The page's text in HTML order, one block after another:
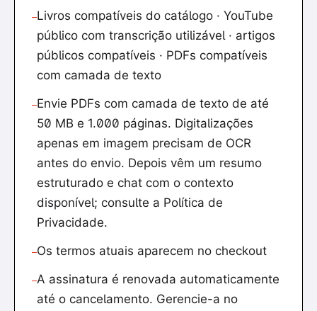
—Livros compatíveis do catálogo · YouTube
público com transcrição utilizável · artigos
públicos compatíveis · PDFs compatíveis
com camada de texto
—Envie PDFs com camada de texto de até
50 MB e 1.000 páginas. Digitalizações
apenas em imagem precisam de OCR
antes do envio. Depois vêm um resumo
estruturado e chat com o contexto
disponível; consulte a Política de
Privacidade.
—Os termos atuais aparecem no checkout
—A assinatura é renovada automaticamente
até o cancelamento. Gerencie-a no